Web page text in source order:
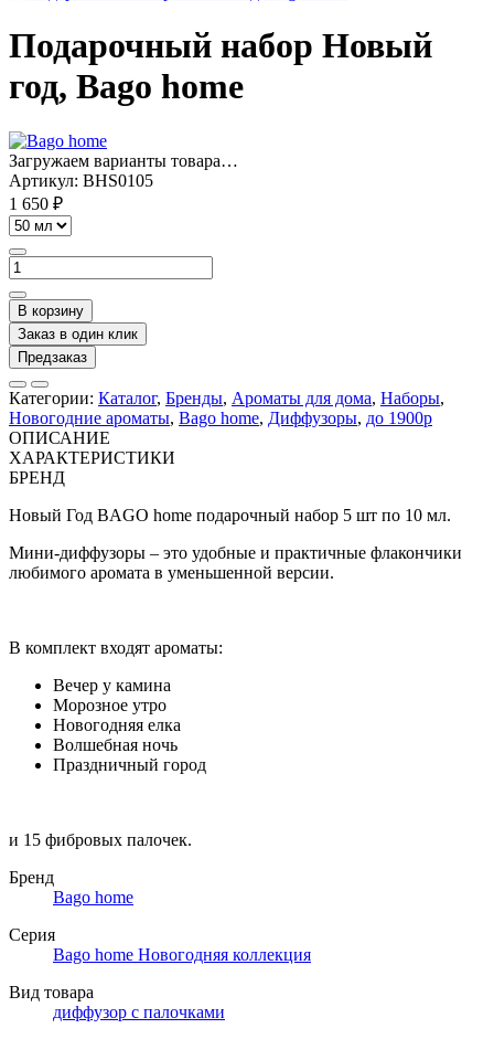
Подарочный набор Новый
год, Bago home
Загружаем варианты товара…
Артикул: BHS0105
1 650 ₽
В корзину
Заказ в один клик
Предзаказ
Категории: Каталог, Бренды, Ароматы для дома, Наборы,
Новогодние ароматы, Bago home, Диффузоры, до 1900р
ОПИСАНИЕ
ХАРАКТЕРИСТИКИ
БРЕНД
Новый Год BAGO home подарочный набор 5 шт по 10 мл.
Мини-диффузоры – это удобные и практичные флакончики
любимого аромата в уменьшенной версии.
В комплект входят ароматы:
Вечер у камина
Морозное утро
Новогодняя елка
Волшебная ночь
Праздничный город
и 15 фибровых палочек.
Бренд
Bago home
Серия
Bago home Новогодняя коллекция
Вид товара
диффузор с палочками